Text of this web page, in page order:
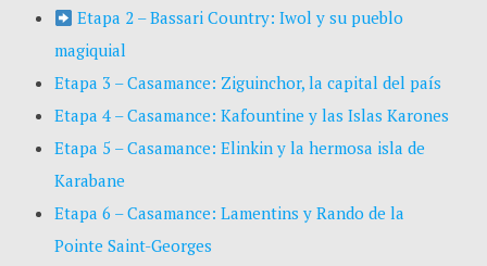
Etapa 2 – Bassari Country: Iwol y su pueblo
magiquial
Etapa 3 – Casamance: Ziguinchor, la capital del país
Etapa 4 – Casamance: Kafountine y las Islas Karones
Etapa 5 – Casamance: Elinkin y la hermosa isla de
Karabane
Etapa 6 – Casamance: Lamentins y Rando de la
Pointe Saint-Georges